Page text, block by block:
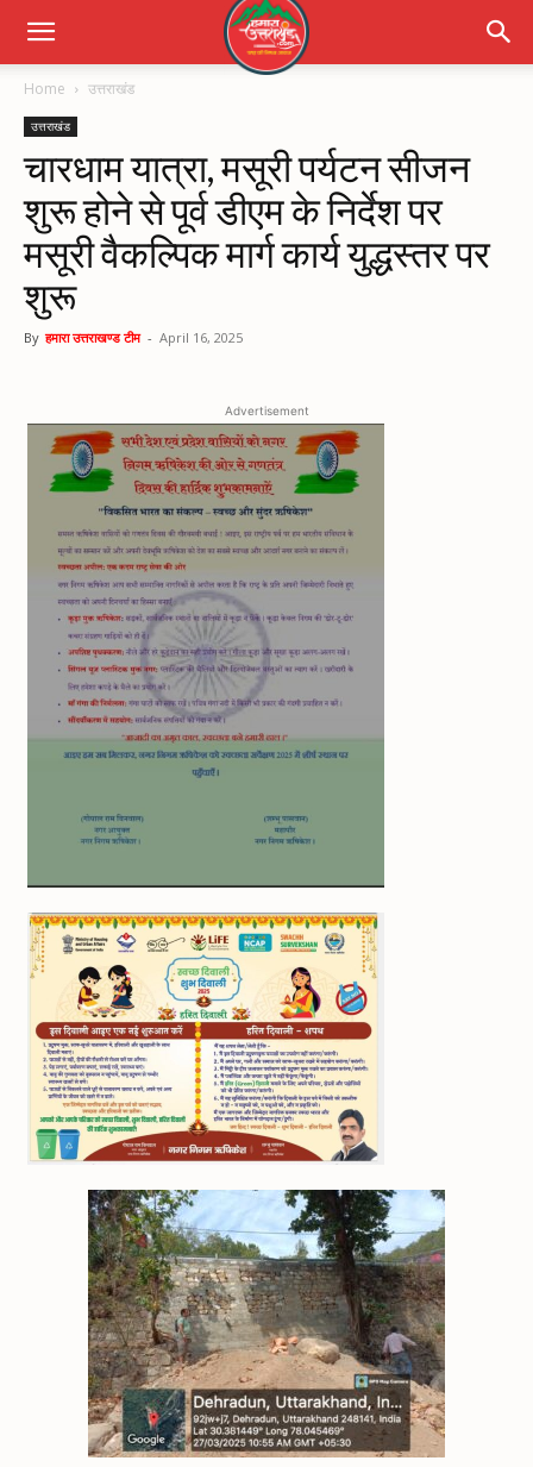
Home उत्तराखंड
उत्तराखंड
चारधाम यात्रा, मसूरी पर्यटन सीजन
शुरू होने से पूर्व डीएम के निर्देश पर
मसूरी वैकल्पिक मार्ग कार्य युद्धस्तर पर
शुरू
By हमारा उत्तराखण्ड टीम - April 16, 2025
Advertisement